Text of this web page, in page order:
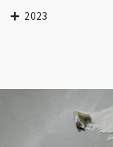
2023